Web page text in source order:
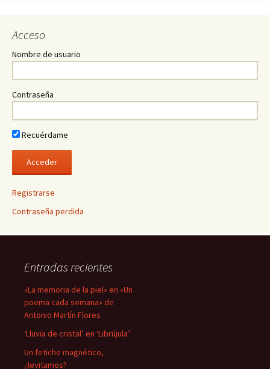
Acceso
Nombre de usuario
Contraseña
Recuérdame
Registrarse
Contraseña perdida
Entradas recientes
«La memoria de la piel» en «Un
poema cada semana» de
Antonio Martín Flores
‘Lluvia de cristal’ en ‘Librújula’
Un fetiche magnético,
¿levitamos?